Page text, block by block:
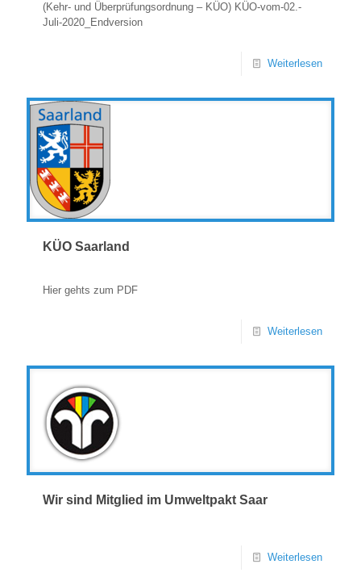
(Kehr- und Überprüfungsordnung – KÜO) KÜO-vom-02.-
Juli-2020_Endversion
Weiterlesen
KÜO Saarland
Hier gehts zum PDF
Weiterlesen
Wir sind Mitglied im Umweltpakt Saar
Weiterlesen